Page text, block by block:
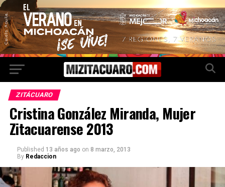
ZITÁCUARO
Cristina González Miranda, Mujer
Zitacuarense 2013
Published 13 años ago on 8 marzo, 2013
By Redaccion